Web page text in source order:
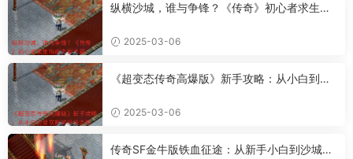
纵横沙城，谁与争锋？《传奇》初心者求生指
2025-03-06
《超变态传奇高爆版》新手攻略：从小白到骨
2025-03-06
传奇SF金牛版铁血征途：从新手小白到沙城霸